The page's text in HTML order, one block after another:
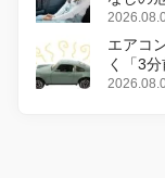
エアコ
く「3